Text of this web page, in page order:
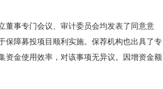
董事专门会议、审计委员会均发表了同意意
保障募投项目顺利实施。保荐机构也出具了专
资金使用效率，对该事项无异议。因增资金额